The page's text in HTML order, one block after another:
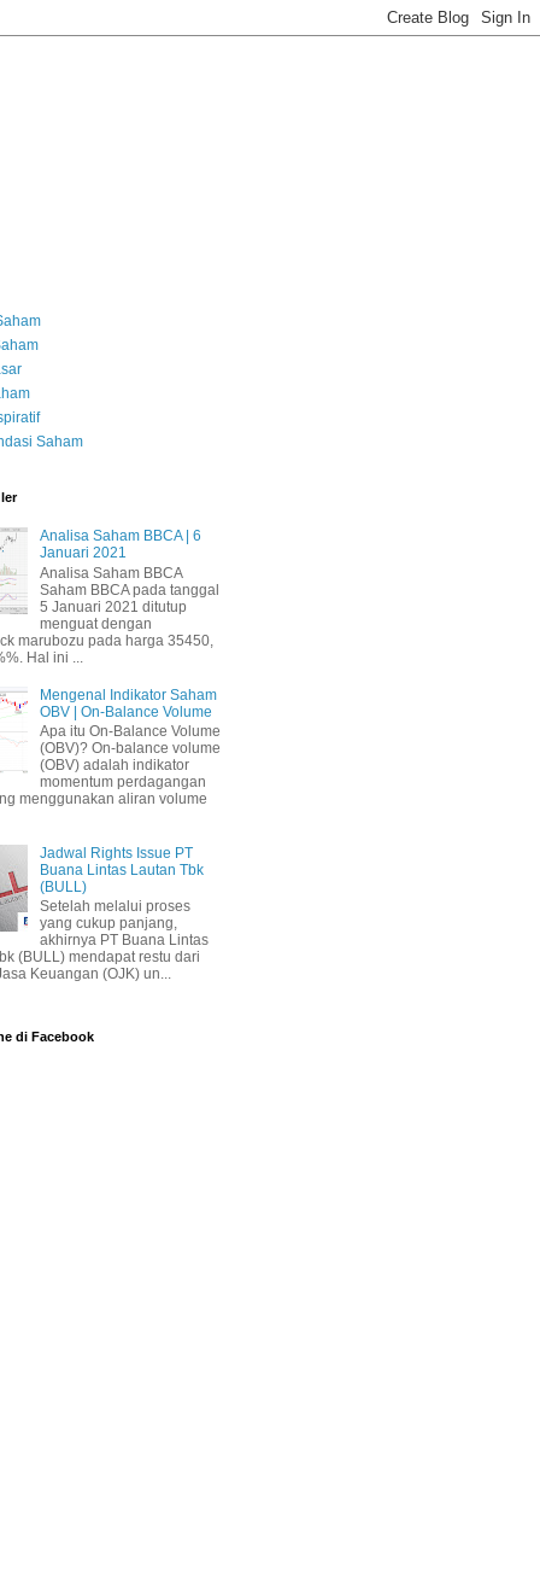
Saham
Analisa Saham BBCA | 6
Januari 2021
Analisa Saham BBCA
Saham BBCA pada tanggal
5 Januari 2021 ditutup
menguat dengan
marubozu pada harga 35450,
Hal ini ...
Mengenal Indikator Saham
OBV | On-Balance Volume
Apa itu On-Balance Volume
(OBV)? On-balance volume
(OBV) adalah indikator
momentum perdagangan
menggunakan aliran volume
Jadwal Rights Issue PT
Buana Lintas Lautan Tbk
(BULL)
Setelah melalui proses
yang cukup panjang,
akhirnya PT Buana Lintas
(BULL) mendapat restu dari
Keuangan (OJK) un...
di Facebook